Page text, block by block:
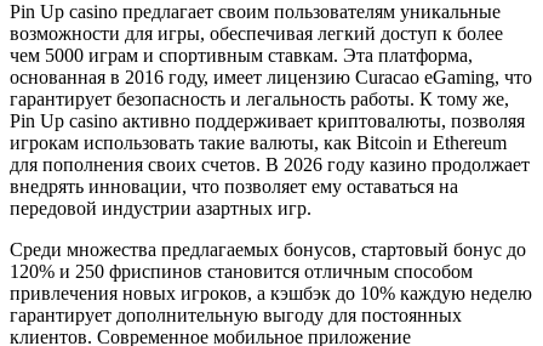
Pin Up casino предлагает своим пользователям уникальные
возможности для игры, обеспечивая легкий доступ к более
чем 5000 играм и спортивным ставкам. Эта платформа,
основанная в 2016 году, имеет лицензию Curacao eGaming, что
гарантирует безопасность и легальность работы. К тому же,
Pin Up casino активно поддерживает криптовалюты, позволяя
игрокам использовать такие валюты, как Bitcoin и Ethereum
для пополнения своих счетов. В 2026 году казино продолжает
внедрять инновации, что позволяет ему оставаться на
передовой индустрии азартных игр.
Среди множества предлагаемых бонусов, стартовый бонус до
120% и 250 фриспинов становится отличным способом
привлечения новых игроков, а кэшбэк до 10% каждую неделю
гарантирует дополнительную выгоду для постоянных
клиентов. Современное мобильное приложение